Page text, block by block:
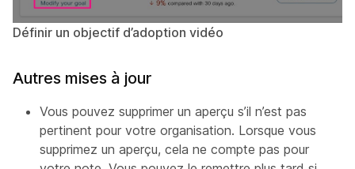
Définir un objectif d’adoption vidéo
Autres mises à jour
Vous pouvez supprimer un aperçu s’il n’est pas
pertinent pour votre organisation. Lorsque vous
supprimez un aperçu, cela ne compte pas pour